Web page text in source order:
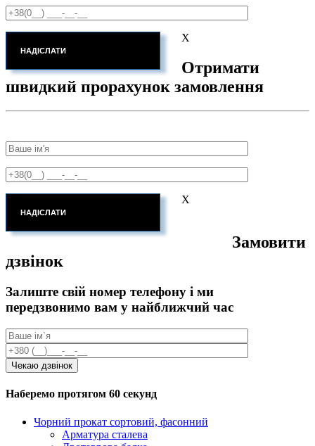
X
Отримати
швидкий прорахунок замовлення
X
Замовити
дзвінок
Залиште свій номер телефону і ми
передзвонимо вам у найближчий час
Наберемо протягом 60 секунд
Чорний прокат сортовий, фасонний
Арматура сталева